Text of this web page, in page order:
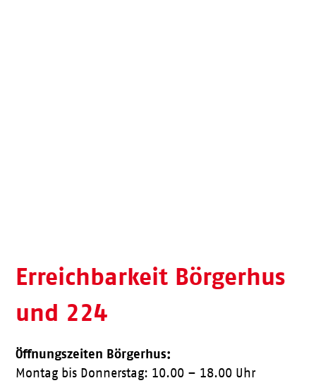
Erreichbarkeit Börgerhus
und 224
Öffnungszeiten Börgerhus:
Montag bis Donnerstag: 10.00 – 18.00 Uhr